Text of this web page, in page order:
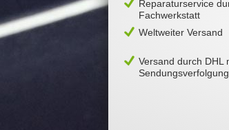
Reparaturservice
Fachwerkstatt
Weltweiter Versand
Versand durch DHL
Sendungsverfolgung